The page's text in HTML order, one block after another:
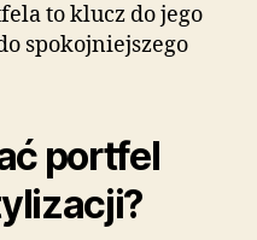
to klucz do jego
spokojniejszego
portfel